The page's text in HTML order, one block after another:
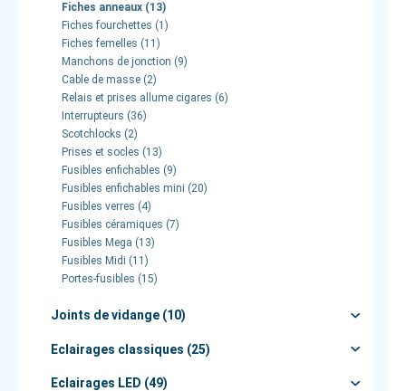
Fiches anneaux (13)
Fiches fourchettes (1)
Fiches femelles (11)
Manchons de jonction (9)
Cable de masse (2)
Relais et prises allume cigares (6)
Interrupteurs (36)
Scotchlocks (2)
Prises et socles (13)
Fusibles enfichables (9)
Fusibles enfichables mini (20)
Fusibles verres (4)
Fusibles céramiques (7)
Fusibles Mega (13)
Fusibles Midi (11)
Portes-fusibles (15)
Joints de vidange (10)
Eclairages classiques (25)
Eclairages LED (49)